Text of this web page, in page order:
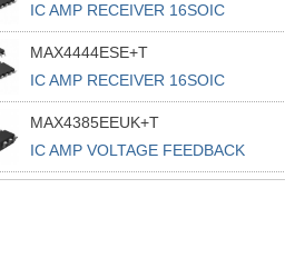
IC AMP RECEIVER 16SOIC
MAX4444ESE+T
IC AMP RECEIVER 16SOIC
MAX4385EEUK+T
IC AMP VOLTAGE FEEDBACK
SOT23-5